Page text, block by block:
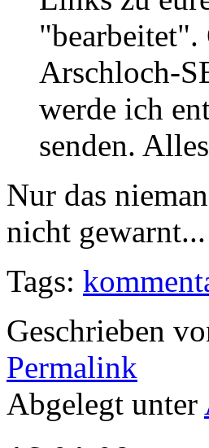
"bearbeitet".
Arschloch-
werde ich
senden.
Nur das
nicht gewarnt...
Tags:
Geschrieben
Permalink
Abgelegt unter